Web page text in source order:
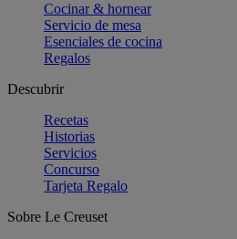
Cocinar & hornear
Servicio de mesa
Esenciales de cocina
Regalos
Descubrir
Recetas
Historias
Servicios
Concurso
Tarjeta Regalo
Sobre Le Creuset